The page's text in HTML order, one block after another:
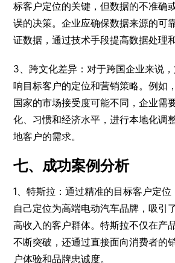
标客户定位的关键，但数据的不准确
误的决策。企业应确保数据来源的可
证数据，通过技术手段提高数据处理
3、跨文化差异：对于跨国企业来说
响目标客户的定位和营销策略。例如
国家的市场接受度可能不同，企业需
化、习惯和经济水平，进行本地化调
地客户的需求。
七、成功案例分析
1、特斯拉：通过精准的目标客户定
自己定位为高端电动汽车品牌，吸引
高收入的客户群体。特斯拉不仅在产
不断突破，还通过直接面向消费者的
户体验和品牌忠诚度。